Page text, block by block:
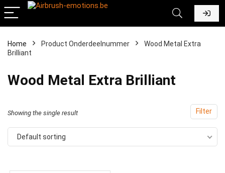
Home Product Onderdeelnummer
‎Wood Metal Extra
Brilliant
‎Wood Metal Extra Brilliant
Filter
Showing the single result
Default sorting